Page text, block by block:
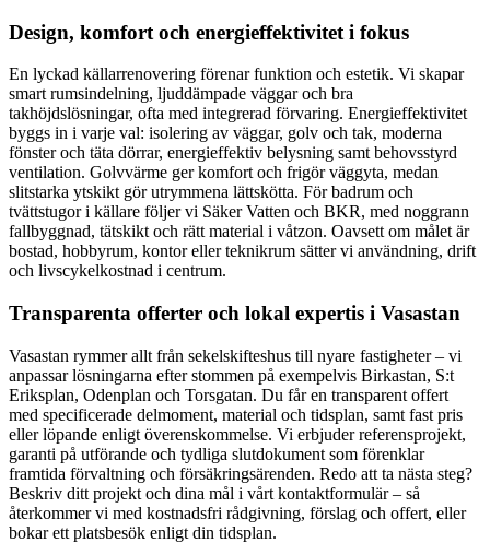
Design, komfort och energieffektivitet i fokus
En lyckad källarrenovering förenar funktion och estetik. Vi skapar
smart rumsindelning, ljuddämpade väggar och bra
takhöjdslösningar, ofta med integrerad förvaring. Energieffektivitet
byggs in i varje val: isolering av väggar, golv och tak, moderna
fönster och täta dörrar, energieffektiv belysning samt behovsstyrd
ventilation. Golvvärme ger komfort och frigör väggyta, medan
slitstarka ytskikt gör utrymmena lättskötta. För badrum och
tvättstugor i källare följer vi Säker Vatten och BKR, med noggrann
fallbyggnad, tätskikt och rätt material i våtzon. Oavsett om målet är
bostad, hobbyrum, kontor eller teknikrum sätter vi användning, drift
och livscykelkostnad i centrum.
Transparenta offerter och lokal expertis i Vasastan
Vasastan rymmer allt från sekelskifteshus till nyare fastigheter – vi
anpassar lösningarna efter stommen på exempelvis Birkastan, S:t
Eriksplan, Odenplan och Torsgatan. Du får en transparent offert
med specificerade delmoment, material och tidsplan, samt fast pris
eller löpande enligt överenskommelse. Vi erbjuder referensprojekt,
garanti på utförande och tydliga slutdokument som förenklar
framtida förvaltning och försäkringsärenden. Redo att ta nästa steg?
Beskriv ditt projekt och dina mål i vårt kontaktformulär – så
återkommer vi med kostnadsfri rådgivning, förslag och offert, eller
bokar ett platsbesök enligt din tidsplan.